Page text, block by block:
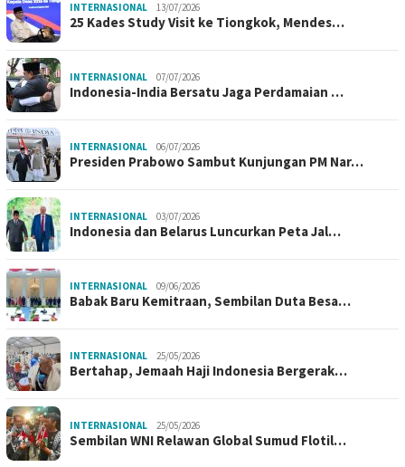
INTERNASIONAL 13/07/2026
25 Kades Study Visit ke Tiongkok, Mendes…
INTERNASIONAL 07/07/2026
Indonesia-India Bersatu Jaga Perdamaian …
INTERNASIONAL 06/07/2026
Presiden Prabowo Sambut Kunjungan PM Nar…
INTERNASIONAL 03/07/2026
Indonesia dan Belarus Luncurkan Peta Jal…
INTERNASIONAL 09/06/2026
Babak Baru Kemitraan, Sembilan Duta Besa…
INTERNASIONAL 25/05/2026
Bertahap, Jemaah Haji Indonesia Bergerak…
INTERNASIONAL 25/05/2026
Sembilan WNI Relawan Global Sumud Flotil…